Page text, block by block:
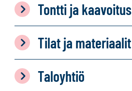
Tontti ja kaavoitus
Tilat ja materiaalit
Taloyhtiö